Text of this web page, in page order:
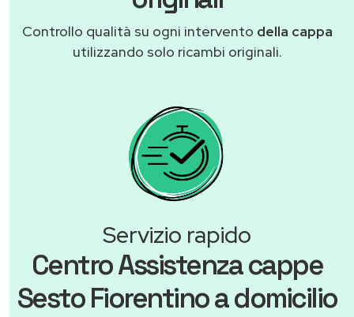
Controllo qualità su ogni intervento della cappa
utilizzando solo ricambi originali.
Servizio rapido
Centro Assistenza cappe
Sesto Fiorentino a domicilio